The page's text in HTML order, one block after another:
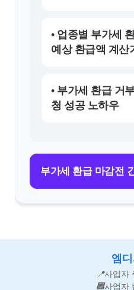
• 업종별 부가세
예상 환급액 계산
• 부가세 환급 거
청 성공 노하우
부가세 환급 마감전
엠
📍사업자
🏢사업자